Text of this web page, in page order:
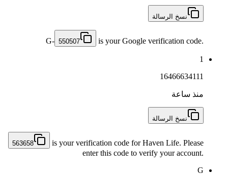
نسخ الرسالة
G- 550507 is your Google verification code.
1
16466634111
منذ ساعة
نسخ الرسالة
563658
is your verification code for Haven Life. Please
enter this code to verify your account.
G